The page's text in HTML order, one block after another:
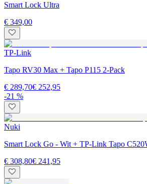
Smart Lock Ultra
€ 349,00
TP-Link
Tapo RV30 Max + Tapo P115 2-Pack
€ 289,70€ 252,95
-21 %
Nuki
Smart Lock Go - Wit + TP-Link Tapo
€ 308,80€ 241,95